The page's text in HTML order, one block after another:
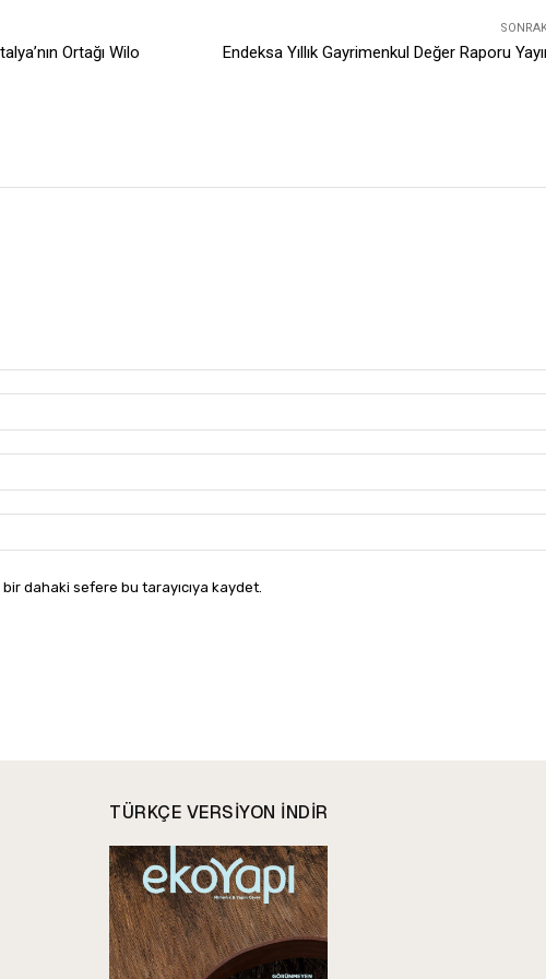
Ortağı Wilo
Endeksa Yıllık Gayrimenkul Değer Raporu
dahaki sefere bu tarayıcıya kaydet.
TÜRKÇE VERSIYON INDIR